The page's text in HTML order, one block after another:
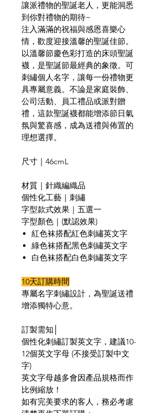
讓派禮物的聖誕老人，更能洞悉
到你對禮物的期待~
注入滿滿的祝福與感恩喜樂心
情，歡度迎接溫馨的聖誕佳節。
以溫馨節慶色彩打造的床頭聖誕
襪，是聖誕節最經典的象徵。可
刺繡個人名字，讓每一份禮物更
具專屬意義。不論是家庭裝飾、
公司活動、員工禮品或派對贈
禮，這款聖誕襪都能增添節日氣
氛與驚喜感，成為送禮與佈置的
理想選擇。
尺寸｜ 46cmL
材質｜針織編織品
個性化工藝｜刺繡
字型款式效果｜五選一
字型顏色 ｜(默認效果)
紅色袜搭配紅色刺繡英文字
綠色袜搭配黑色刺繡英文字
白色袜搭配白色刺繡英文字
10天訂購時間
專屬名字刺繡設計，為聖誕送禮
增添獨特心意。
訂製需知│
個性化刺繡訂製英文字，建議10-
12個英文字母 (不接受訂製中文
字)
英文字母越多會因產品規格而作
比例縮放！
如有完美要求的客人，務必考慮